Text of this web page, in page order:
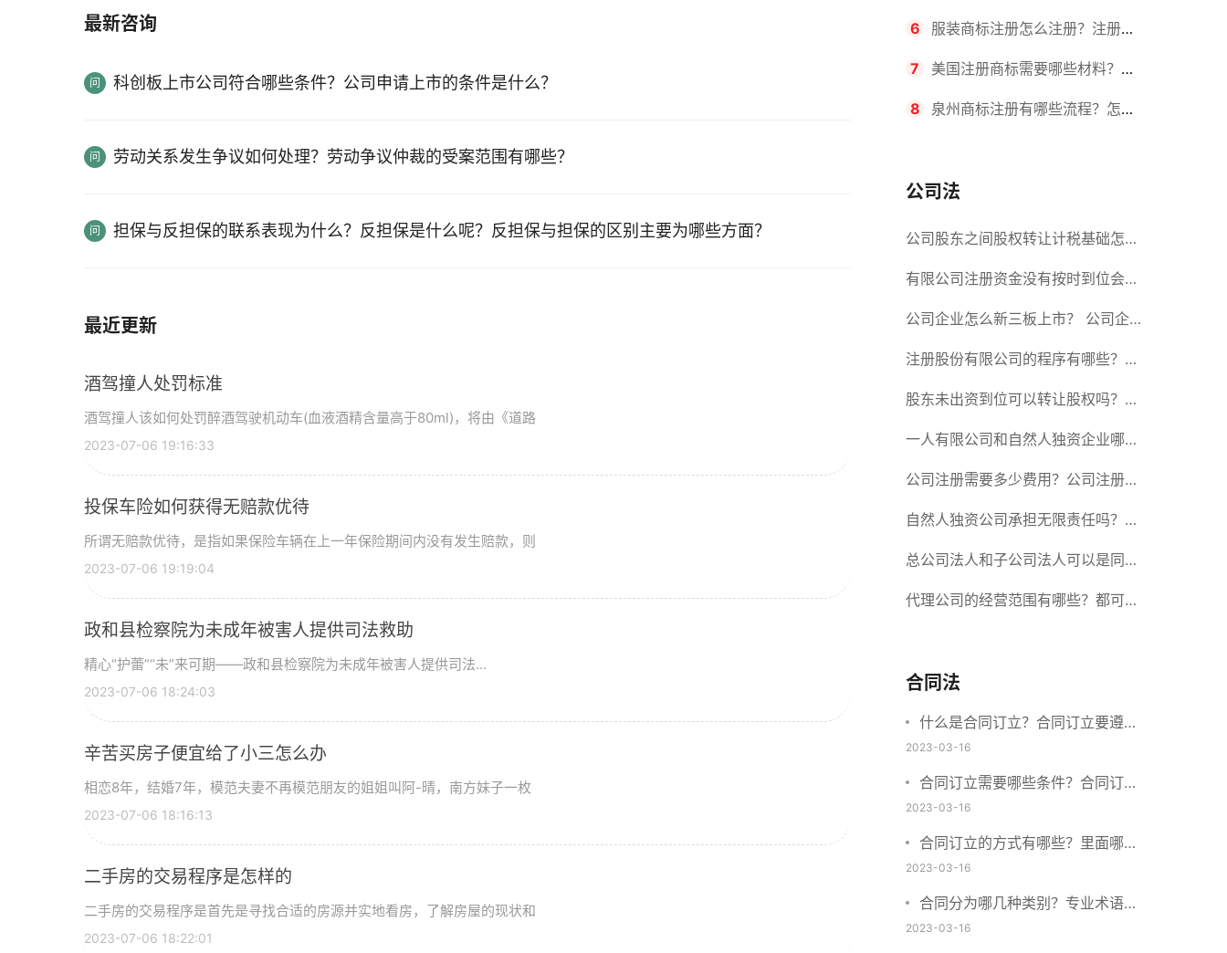
最新咨询
科创板上市公司符合哪些条件？公司申请上市的条件是什么？
劳动关系发生争议如何处理？劳动争议仲裁的受案范围有哪些？
担保与反担保的联系表现为什么？反担保是什么呢？反担保与担保的区别主要为哪些方面？
最近更新
酒驾撞人处罚标准
酒驾撞人该如何处罚醉酒驾驶机动车(血液酒精含量高于80ml)，将由《道路
2023-07-06 19:16:33
投保车险如何获得无赔款优待
所谓无赔款优待，是指如果保险车辆在上一年保险期间内没有发生赔款，则
2023-07-06 19:19:04
政和县检察院为未成年被害人提供司法救助
精心“护蕾”“未”来可期——政和县检察院为未成年被害人提供司法...
2023-07-06 18:24:03
辛苦买房子便宜给了小三怎么办
相恋8年，结婚7年，模范夫妻不再模范朋友的姐姐叫阿-晴，南方妹子一枚
2023-07-06 18:16:13
二手房的交易程序是怎样的
二手房的交易程序是首先是寻找合适的房源并实地看房，了解房屋的现状和
2023-07-06 18:22:01
有哪些步骤？
6 服装商标注册怎么注册？注册商
标流程有哪些？
7 美国注册商标需要哪些材料？美
国商标办理流程有哪些？
8 泉州商标注册有哪些流程？怎么
公司法
公司股东之间股权转让计税基础怎么
确认？公司股东之间的股权转让要符
合什么要件？
有限公司注册资金没有按时到位会怎
么样？股份有限公司设立的注册条件
公司企业怎么新三板上市？ 公司企
业新三板上市的流程
注册股份有限公司的程序有哪些？注
册股份有限公司需要提交哪些材料？
股东未出资到位可以转让股权吗？股
东未出资到位能否分红？
一人有限公司和自然人独资企业哪个
好？一人公司设立条件有哪些？
公司注册需要多少费用？公司注册需
要准备什么材料？
自然人独资公司承担无限责任吗？有
限责任公司与有限责任公司的区别
总公司法人和子公司法人可以是同一
个人吗？总公司更名分公司需要更改
代理公司的经营范围有哪些？都可以
合同法
什么是合同订立？合同订立要遵守
什么原则？订立方式有哪些？
2023-03-16
合同订立需要哪些条件？合同订立
与合同成立有什么不同？
2023-03-16
合同订立的方式有哪些？里面哪些
内容、细节条款需要载明？
2023-03-16
合同分为哪几种类别？专业术语分
别是什么？
2023-03-16